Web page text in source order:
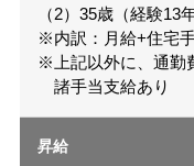
（2）35歳（経験13
※内訳：月給+住宅
※上記以外に、通勤
諸手当支給あり
昇給